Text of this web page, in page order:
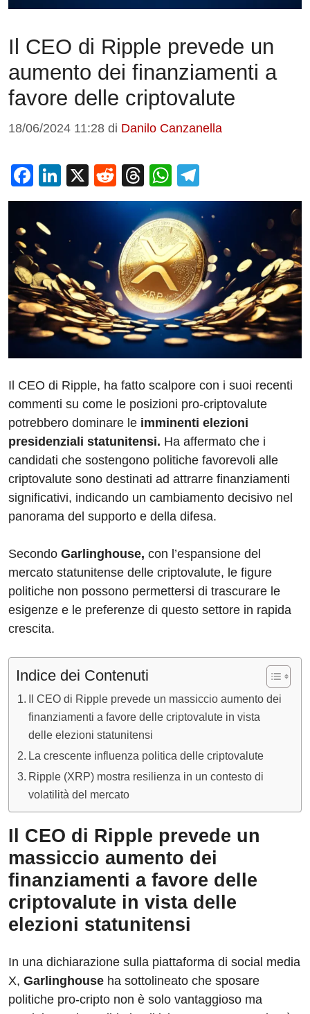
Il CEO di Ripple prevede un
aumento dei finanziamenti a
favore delle criptovalute
18/06/2024 11:28 di Danilo Canzanella
F
a
c
e
b
o
o
k
Li
n
e
dI
n
X
R
e
d
di
t
T
hr
e
a
d
s
W
h
at
s
A
p
p
el
e
gr
a
m
Il CEO di Ripple, ha fatto scalpore con i suoi recenti
commenti su come le posizioni pro-criptovalute
potrebbero dominare le imminenti elezioni
presidenziali statunitensi. Ha affermato che i
candidati che sostengono politiche favorevoli alle
criptovalute sono destinati ad attrarre finanziamenti
significativi, indicando un cambiamento decisivo nel
panorama del supporto e della difesa.
Secondo Garlinghouse, con l’espansione del
mercato statunitense delle criptovalute, le figure
politiche non possono permettersi di trascurare le
esigenze e le preferenze di questo settore in rapida
crescita.
Indice dei Contenuti
Il CEO di Ripple prevede un massiccio aumento dei
finanziamenti a favore delle criptovalute in vista
delle elezioni statunitensi
La crescente influenza politica delle criptovalute
Ripple (XRP) mostra resilienza in un contesto di
volatilità del mercato
Il CEO di Ripple prevede un
massiccio aumento dei
finanziamenti a favore delle
criptovalute in vista delle
elezioni statunitensi
In una dichiarazione sulla piattaforma di social media
X, Garlinghouse ha sottolineato che sposare
politiche pro-cripto non è solo vantaggioso ma